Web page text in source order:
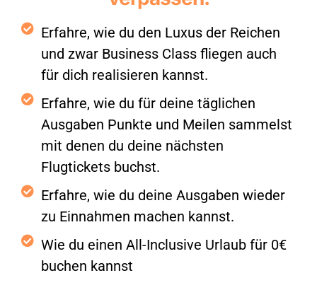
Erfahre, wie du den Luxus der Reichen
und zwar Business Class fliegen auch
für dich realisieren kannst.
Erfahre, wie du für deine täglichen
Ausgaben Punkte und Meilen sammelst
mit denen du deine nächsten
Flugtickets buchst.
Erfahre, wie du deine Ausgaben wieder
zu Einnahmen machen kannst.
Wie du einen All-Inclusive Urlaub für 0€
buchen kannst